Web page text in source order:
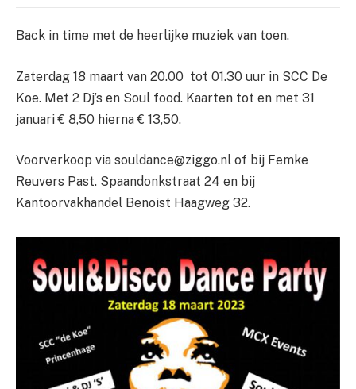
Back in time met de heerlijke muziek van toen.
Zaterdag 18 maart van 20.00 tot 01.30 uur in SCC De
Koe. Met 2 Dj’s en Soul food. Kaarten tot en met 31
januari € 8,50 hierna € 13,50.
Voorverkoop via souldance@ziggo.nl of bij Femke
Reuvers Past. Spaandonkstraat 24 en bij
Kantoorvakhandel Benoist Haagweg 32.